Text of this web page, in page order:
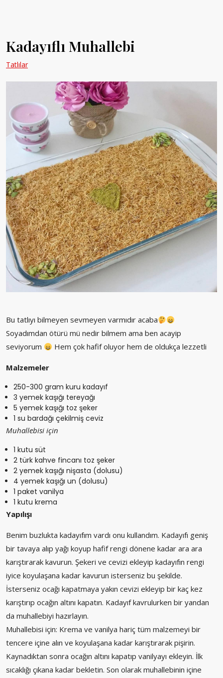
Kadayıflı Muhallebi
Tatlılar
Bu tatlıyı bilmeyen sevmeyen varmıdır acaba
Soyadımdan ötürü mü nedir bilmem ama ben acayip
seviyorum
Hem çok hafif oluyor hem de oldukça lezzetli
Malzemeler
250-300 gram kuru kadayıf
3 yemek kaşığı tereyağı
5 yemek kaşığı toz şeker
1 su bardağı çekilmiş ceviz
Muhallebisi için
1 kutu süt
2 türk kahve fincanı toz şeker
2 yemek kaşığı nişasta (dolusu)
4 yemek kaşığı un (dolusu)
1 paket vanilya
1 kutu krema
Yapılışı
Benim buzlukta kadayıfım vardı onu kullandım. Kadayıfı geniş
bir tavaya alıp yağı koyup hafif rengi dönene kadar ara ara
karıştırarak kavurun. Şekeri ve cevizi ekleyip kadayıfın rengi
iyice koyulaşana kadar kavurun isterseniz bu şekilde.
İsterseniz ocağı kapatmaya yakın cevizi ekleyip bir kaç kez
karıştırıp ocağın altını kapatın. Kadayıf kavrulurken bir yandan
da muhallebiyi hazırlayın.
Muhallebisi için: Krema ve vanilya hariç tüm malzemeyi bir
tencere içine alın ve koyulaşana kadar karıştırarak pişirin.
Kaynadıktan sonra ocağın altını kapatıp vanilyayı ekleyin. İlk
sıcaklığı çıkana kadar bekletin. Son olarak muhallebinin içine